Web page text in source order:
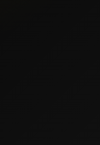
2500 TD (4-PTAS.)
usado.
2500 TD (4-PTAS.)